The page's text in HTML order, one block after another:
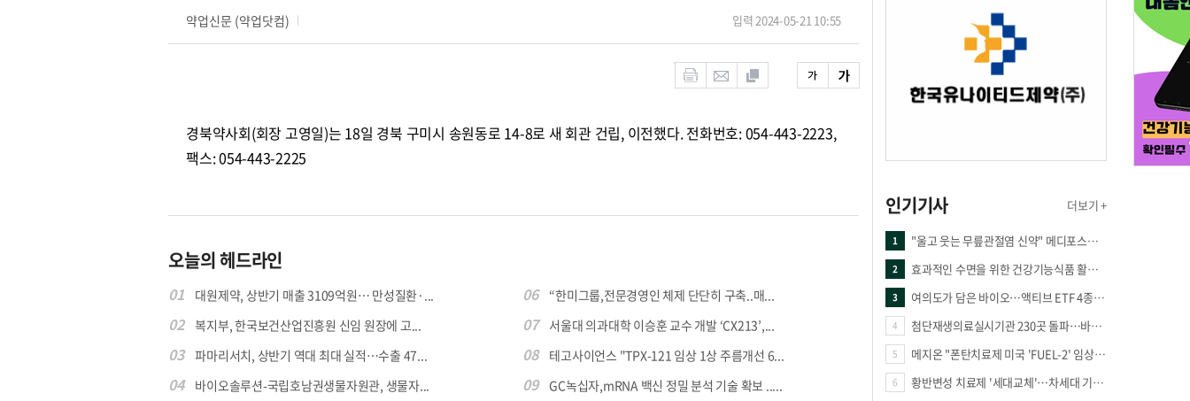
약업신문 (약업닷컴) 입력 2024-05-21 10:55
경북약사회(회장 고영일)는 18일 경북 구미시 송원동로 14-8로 새 회관 건립, 이전했다. 전화번호: 054-443-2223,
팩스: 054-443-2225
오늘의 헤드라인
01 대원제약, 상반기 매출 3109억원… 만성질환·...
02 복지부, 한국보건산업진흥원 신임 원장에 고...
03 파마리서치, 상반기 역대 최대 실적…수출 47...
04 바이오솔루션-국립호남권생물자원관, 생물자...
06 “한미그룹,전문경영인 체제 단단히 구축..매...
07 서울대 의과대학 이승훈 교수 개발 ‘CX213’,...
08 테고사이언스 "TPX-121 임상 1상 주름개선 6...
09 GC녹십자,mRNA 백신 정밀 분석 기술 확보 .....
인기기사 더보기 +
1 "울고 웃는 무릎관절염 신약" 메디포스트·강스템·네이처셀 전진, 코오롱티슈진 반전 과제
2 효과적인 수면을 위한 건강기능식품 활용법
3 여의도가 담은 바이오…액티브 ETF 4종의 선택은
4 첨단재생의료실시기관 230곳 돌파…바이오 새 시장 꿈틀
5 메지온 "폰탄치료제 미국 'FUEL-2' 임상 프로토콜 영국 승인"
6 황반변성 치료제 '세대교체'…차세대 기전 경쟁 본격화